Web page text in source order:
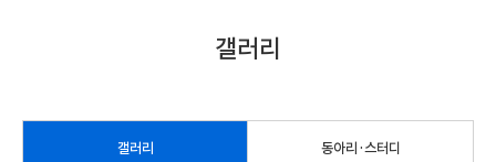
갤러리
갤러리 동아리·스터디